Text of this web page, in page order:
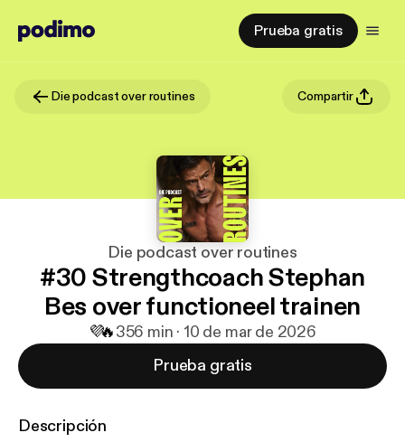
Prueba gratis
Die podcast over routines Compartir
Die podcast over routines
#30 Strengthcoach Stephan
Bes over functioneel trainen
💜🔥356 min · 10 de mar de 2026
Prueba gratis
Descripción